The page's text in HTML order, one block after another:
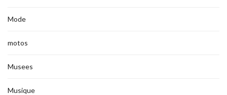
Mode
motos
Musees
Musique